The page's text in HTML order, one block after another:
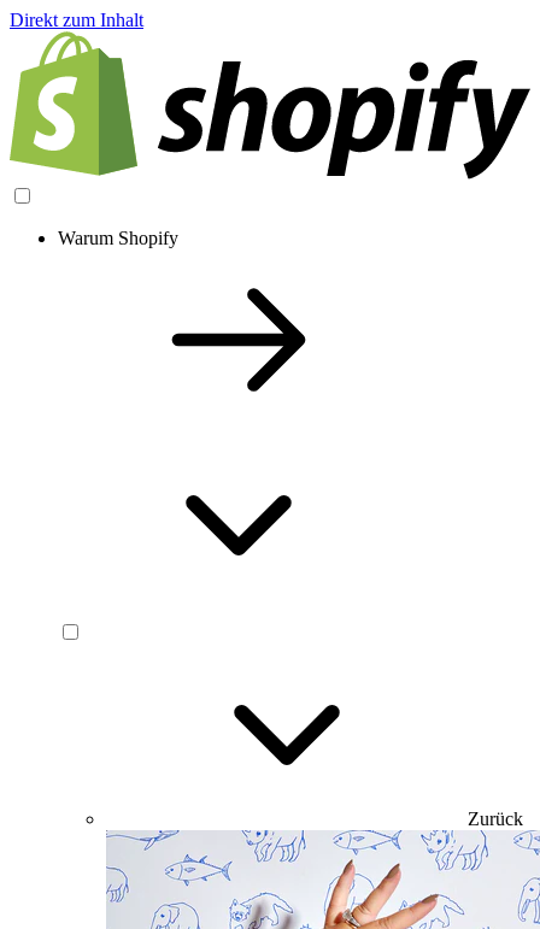
Direkt zum Inhalt
Warum Shopify
Zurück